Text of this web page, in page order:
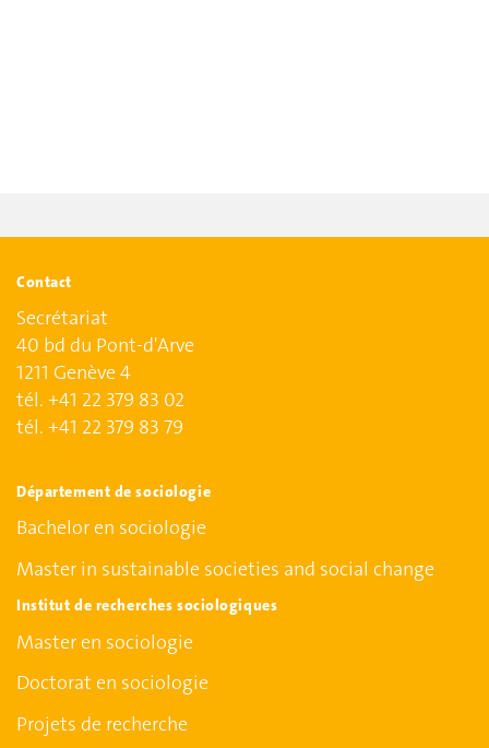
Contact
Secrétariat
40 bd du Pont-d'Arve
1211 Genève 4
tél. +41 22 379 83 02
tél. +41 22 379 83 79
Département de sociologie
Bachelor en sociologie
Master in sustainable societies and social change
Institut de recherches sociologiques
Master en sociologie
Doctorat en sociologie
Projets de recherche